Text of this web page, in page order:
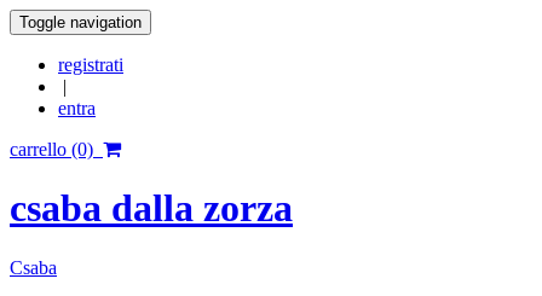
Toggle navigation
registrati
|
entra
carrello (0)
csaba dalla zorza
Csaba